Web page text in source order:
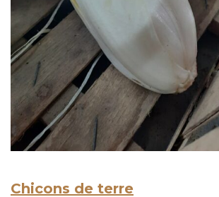
Chicons de terre